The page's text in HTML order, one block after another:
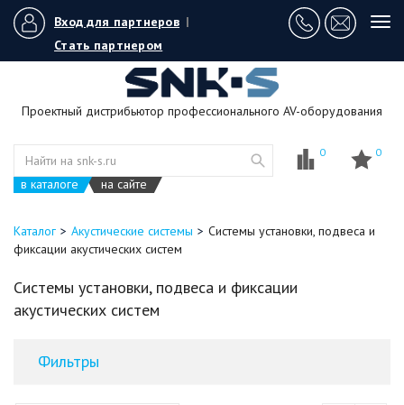
Вход для партнеров |
Стать партнером
Проектный дистрибьютор профессионального AV-оборудования
в каталоге на сайте
0 0
Каталог Акустические системы
Системы установки, подвеса и
фиксации акустических систем
Системы установки, подвеса и фиксации
акустических систем
Фильтры